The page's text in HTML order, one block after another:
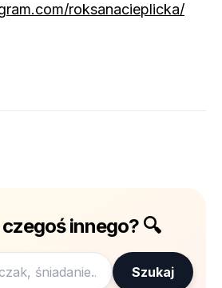
roksanacieplicka/
innego? 🔍
Szukaj